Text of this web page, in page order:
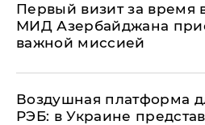
Первый визит за время
МИД Азербайджана
важной миссией
Воздушная платформа
РЭБ: в Украине